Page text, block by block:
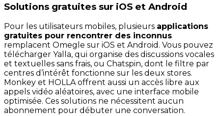
Solutions gratuites sur iOS et Android
Pour les utilisateurs mobiles, plusieurs applications
gratuites pour rencontrer des inconnus
remplacent Omegle sur iOS et Android. Vous pouvez
télécharger Yalla, qui organise des discussions vocales
et textuelles sans frais, ou Chatspin, dont le filtre par
centres d’intérêt fonctionne sur les deux stores.
Monkey et HOLLA offrent aussi un accès libre aux
appels vidéo aléatoires, avec une interface mobile
optimisée. Ces solutions ne nécessitent aucun
abonnement pour débuter une conversation.